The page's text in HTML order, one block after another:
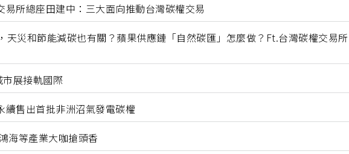
所總座田建中：三大面向推動台灣碳權交易
天災和節能減碳也有關？蘋果供應鏈「自然碳匯」怎麼做？Ft.台灣碳權交易所
展接軌國際
售出首批非洲沼氣發電碳權
海等產業大咖搶頭香